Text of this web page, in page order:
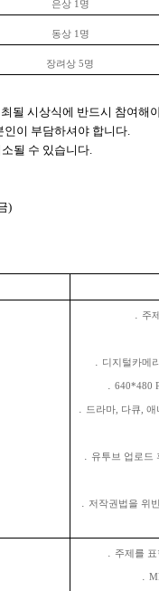
은상 1명
동상 1명
장려상 5명
될 시상식에 반드시 참여해
이 부담하셔야 합니다.
될 수 있습니다.
)
․ 주
․ 디지털카메
․ 640*480
․ 드라마, 다큐,
․ 유투브 업로드
․ 저작권법을 위
․ 주제를
․